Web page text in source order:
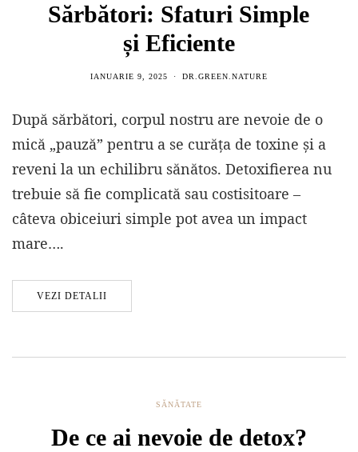
Sărbători: Sfaturi Simple
și Eficiente
IANUARIE 9, 2025 DR.GREEN.NATURE
După sărbători, corpul nostru are nevoie de o
mică „pauză” pentru a se curăța de toxine și a
reveni la un echilibru sănătos. Detoxifierea nu
trebuie să fie complicată sau costisitoare –
câteva obiceiuri simple pot avea un impact
mare….
VEZI DETALII
SĂNĂTATE
De ce ai nevoie de detox?